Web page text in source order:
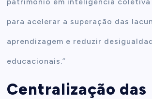
para acelerar a superação das
aprendizagem e reduzir
educacionais.”
Centralização das